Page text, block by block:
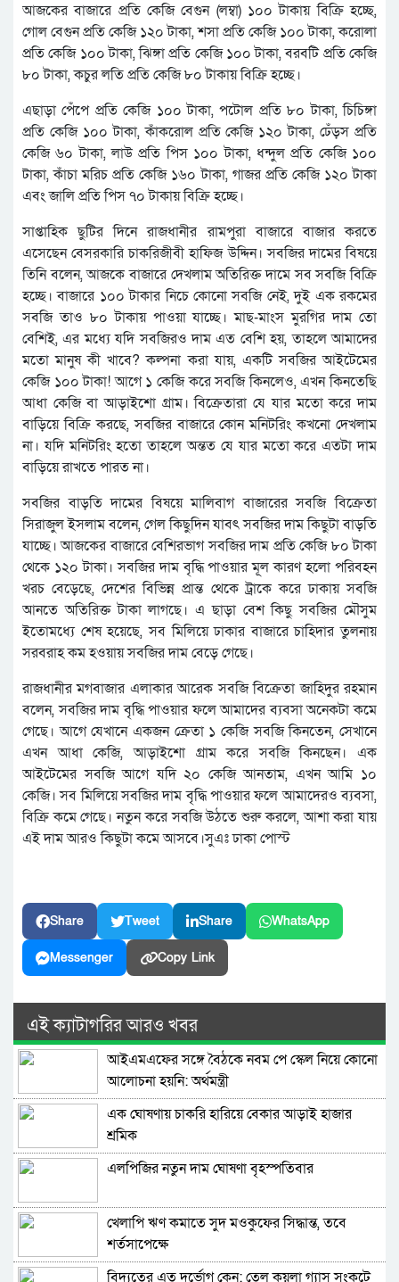
আজকের বাজারে প্রতি কেজি বেগুন (লম্বা) ১০০ টাকায় বিক্রি হচ্ছে,
গোল বেগুন প্রতি কেজি ১২০ টাকা, শসা প্রতি কেজি ১০০ টাকা, করোলা
প্রতি কেজি ১০০ টাকা, ঝিঙ্গা প্রতি কেজি ১০০ টাকা, বরবটি প্রতি কেজি
৮০ টাকা, কচুর লতি প্রতি কেজি ৮০ টাকায় বিক্রি হচ্ছে।
এছাড়া পেঁপে প্রতি কেজি ১০০ টাকা, পটোল প্রতি ৮০ টাকা, চিচিঙ্গা
প্রতি কেজি ১০০ টাকা, কাঁকরোল প্রতি কেজি ১২০ টাকা, ঢেঁড়স প্রতি
কেজি ৬০ টাকা, লাউ প্রতি পিস ১০০ টাকা, ধন্দুল প্রতি কেজি ১০০
টাকা, কাঁচা মরিচ প্রতি কেজি ১৬০ টাকা, গাজর প্রতি কেজি ১২০ টাকা
এবং জালি প্রতি পিস ৭০ টাকায় বিক্রি হচ্ছে।
সাপ্তাহিক ছুটির দিনে রাজধানীর রামপুরা বাজারে বাজার করতে
এসেছেন বেসরকারি চাকরিজীবী হাফিজ উদ্দিন। সবজির দামের বিষয়ে
তিনি বলেন, আজকে বাজারে দেখলাম অতিরিক্ত দামে সব সবজি বিক্রি
হচ্ছে। বাজারে ১০০ টাকার নিচে কোনো সবজি নেই, দুই এক রকমের
সবজি তাও ৮০ টাকায় পাওয়া যাচ্ছে। মাছ-মাংস মুরগির দাম তো
বেশিই, এর মধ্যে যদি সবজিরও দাম এত বেশি হয়, তাহলে আমাদের
মতো মানুষ কী খাবে? কল্পনা করা যায়, একটি সবজির আইটেমের
কেজি ১০০ টাকা! আগে ১ কেজি করে সবজি কিনলেও, এখন কিনতেছি
আধা কেজি বা আড়াইশো গ্রাম। বিক্রেতারা যে যার মতো করে দাম
বাড়িয়ে বিক্রি করছে, সবজির বাজারে কোন মনিটরিং কখনো দেখলাম
না। যদি মনিটরিং হতো তাহলে অন্তত যে যার মতো করে এতটা দাম
বাড়িয়ে রাখতে পারত না।
সবজির বাড়তি দামের বিষয়ে মালিবাগ বাজারের সবজি বিক্রেতা
সিরাজুল ইসলাম বলেন, গেল কিছুদিন যাবৎ সবজির দাম কিছুটা বাড়তি
যাচ্ছে। আজকের বাজারে বেশিরভাগ সবজির দাম প্রতি কেজি ৮০ টাকা
থেকে ১২০ টাকা। সবজির দাম বৃদ্ধি পাওয়ার মূল কারণ হলো পরিবহন
খরচ বেড়েছে, দেশের বিভিন্ন প্রান্ত থেকে ট্রাকে করে ঢাকায় সবজি
আনতে অতিরিক্ত টাকা লাগছে। এ ছাড়া বেশ কিছু সবজির মৌসুম
ইতোমধ্যে শেষ হয়েছে, সব মিলিয়ে ঢাকার বাজারে চাহিদার তুলনায়
সরবরাহ কম হওয়ায় সবজির দাম বেড়ে গেছে।
রাজধানীর মগবাজার এলাকার‌ আরেক সবজি বিক্রেতা জাহিদুর রহমান
বলেন, সবজির দাম বৃদ্ধি পাওয়ার ফলে আমাদের ব্যবসা অনেকটা কমে
গেছে। আগে যেখানে একজন ক্রেতা ১ কেজি সবজি কিনতেন, সেখানে
এখন আধা কেজি, আড়াইশো গ্রাম করে সবজি কিনছেন। এক
আইটেমের সবজি আগে যদি ২০ কেজি আনতাম, এখন আমি ১০
কেজি। সব মিলিয়ে সবজির দাম বৃদ্ধি পাওয়ার ফলে আমাদেরও ব্যবসা,
বিক্রি কমে গেছে। নতুন করে সবজি উঠতে শুরু করলে, আশা করা যায়
এই দাম আরও কিছুটা কমে আসবে।সুএঃ ঢাকা পোস্ট
Share Tweet Share WhatsApp
Messenger Copy Link
এই ক্যাটাগরির আরও খবর
আইএমএফের সঙ্গে বৈঠকে নবম পে স্কেল নিয়ে কোনো
আলোচনা হয়নি: অর্থমন্ত্রী
এক ঘোষণায় চাকরি হারিয়ে বেকার আড়াই হাজার
শ্রমিক
এলপিজির নতুন দাম ঘোষণা বৃহস্পতিবার
খেলাপি ঋণ কমাতে সুদ মওকুফের সিদ্ধান্ত, তবে
শর্তসাপেক্ষে
বিদ্যুতের এত দুর্ভোগ কেন; তেল কয়লা গ্যাস সংকটে